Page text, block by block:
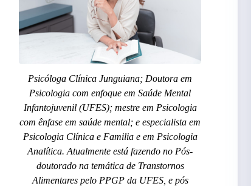
Psicóloga Clínica Junguiana; Doutora em
Psicologia com enfoque em Saúde Mental
Infantojuvenil (UFES); mestre em Psicologia
com ênfase em saúde mental; e especialista em
Psicologia Clínica e Familia e em Psicologia
Analítica. Atualmente está fazendo no Pós-
doutorado na temática de Transtornos
Alimentares pelo PPGP da UFES, e pós